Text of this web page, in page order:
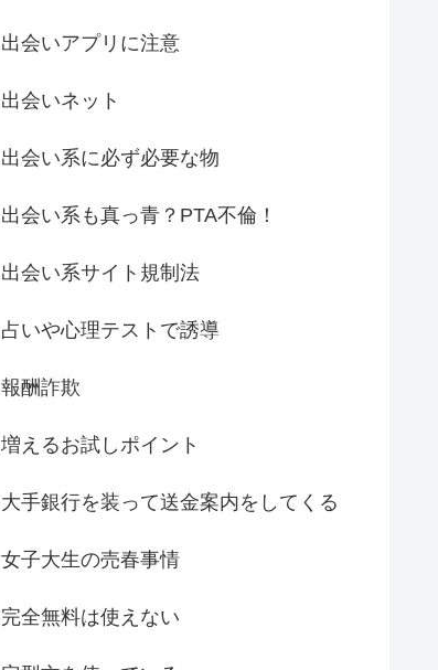
出会いアプリに注意
出会いネット
出会い系に必ず必要な物
出会い系も真っ青？PTA不倫！
出会い系サイト規制法
占いや心理テストで誘導
報酬詐欺
増えるお試しポイント
大手銀行を装って送金案内をしてくる
女子大生の売春事情
完全無料は使えない